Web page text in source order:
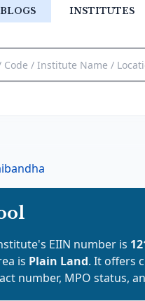
BLOGS INSTITUTES
EIIN number is
is Plain Land. It offers
number, MPO status,